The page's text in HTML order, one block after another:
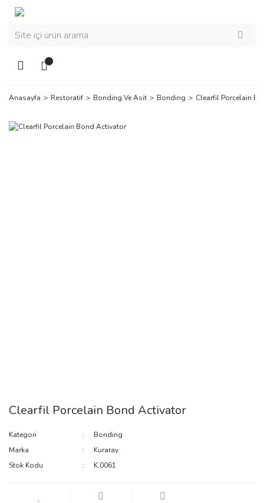
Anasayfa Restoratif Bonding Ve Asit Bonding Clearfil Porcelain
Clearfil Porcelain Bond Activator
Kategori
Bonding
Marka
Kuraray
Stok Kodu
K.0061